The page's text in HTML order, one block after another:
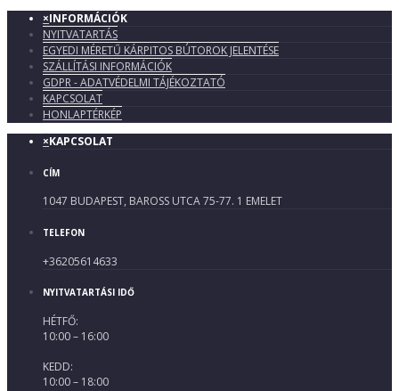
×INFORMÁCIÓK
NYITVATARTÁS
EGYEDI MÉRETŰ KÁRPITOS BÚTOROK JELENTÉSE
SZÁLLÍTÁSI INFORMÁCIÓK
GDPR - ADATVÉDELMI TÁJÉKOZTATÓ
KAPCSOLAT
HONLAPTÉRKÉP
×KAPCSOLAT
CÍM
1047 BUDAPEST, BAROSS UTCA 75-77. 1 EMELET
TELEFON
+36205614633
NYITVATARTÁSI IDŐ
HÉTFŐ:
10:00 – 16:00
KEDD:
10:00 – 18:00